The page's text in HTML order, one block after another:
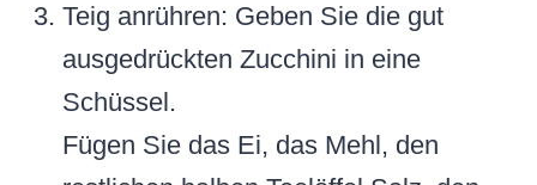
Teig anrühren: Geben Sie die gut
ausgedrückten Zucchini in eine
Schüssel.
Fügen Sie das Ei, das Mehl, den